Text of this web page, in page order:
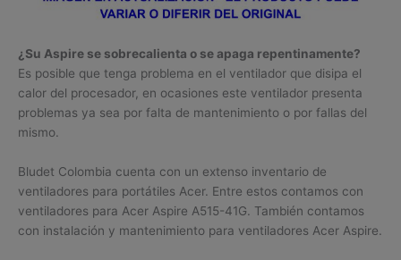
¿Su Aspire se sobrecalienta o se apaga repentinamente?
Es posible que tenga problema en el ventilador que disipa el
calor del procesador, en ocasiones este ventilador presenta
problemas ya sea por falta de mantenimiento o por fallas del
mismo.
Bludet Colombia cuenta con un extenso inventario de
ventiladores para portátiles Acer. Entre estos contamos con
ventiladores para Acer Aspire A515-41G. También contamos
con instalación y mantenimiento para ventiladores Acer Aspire.